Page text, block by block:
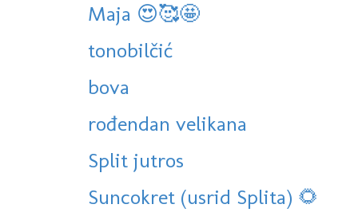
Maja 😍🥰🤩
tonobilčić
bova
rođendan velikana
Split jutros
Suncokret (usrid Splita) 🌻